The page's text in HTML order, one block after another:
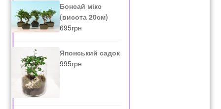
Бонсай мікс
(висота 20см)
695грн
Японський садок
995грн